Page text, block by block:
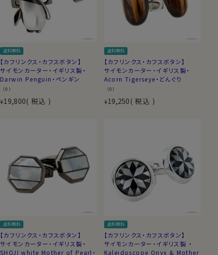
送料無料
【カフリンクス・カフスボタン】
サイモンカーター・イギリス製・
Darwin Penguin・ペンギン
（0）
¥19,800 税込
送料無料
【カフリンクス・カフスボタン】
サイモンカーター・イギリス製・
Acorn Tigerseye・どんぐり
（0）
¥19,250 税込
送料無料
【カフリンクス・カフスボタン】
サイモンカーター・イギリス製・
SHOJI white Mother of Pearl・
送料無料
【カフリンクス・カフスボタン】
サイモンカーター・イギリス製 ・
Kaleidoscope Onyx & Mother